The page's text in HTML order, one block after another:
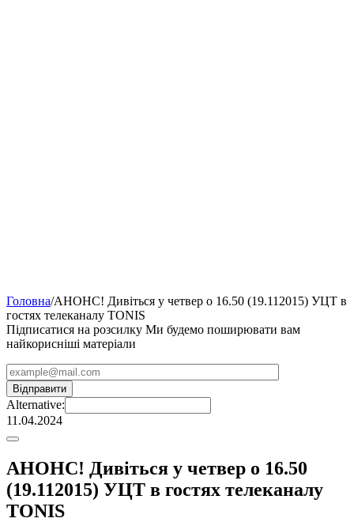
Головна/АНОНС! Дивіться у четвер о 16.50 (19.112015) УЦТ в
гостях телеканалу TONIS
Підписатися на розсилку Ми будемо поширювати вам
найкорисніші матеріали
Alternative:
11.04.2024
АНОНС! Дивіться у четвер о 16.50
(19.112015) УЦТ в гостях телеканалу
TONIS